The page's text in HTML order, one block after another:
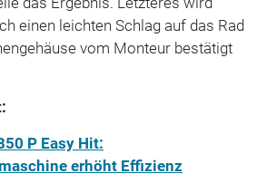
einen leichten Schlag auf das Rad
vom Monteur bestätigt
P Easy Hit:
erhöht Effizienz